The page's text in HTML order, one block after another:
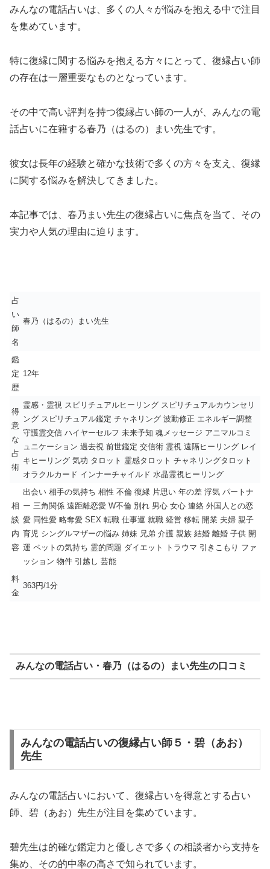
みんなの電話占いは、多くの人々が悩みを抱える中で注目
を集めています。
特に復縁に関する悩みを抱える方々にとって、復縁占い師
の存在は一層重要なものとなっています。
その中で高い評判を持つ復縁占い師の一人が、みんなの電
話占いに在籍する春乃（はるの）まい先生です。
彼女は長年の経験と確かな技術で多くの方々を支え、復縁
に関する悩みを解決してきました。
本記事では、春乃まい先生の復縁占いに焦点を当て、その
実力や人気の理由に迫ります。
占
い
師
名
春乃（はるの）まい先生
鑑
定
歴
12年
得
意
な
占
術
霊感・霊視 スピリチュアルヒーリング スピリチュアルカウンセリ
ング スピリチュアル鑑定 チャネリング 波動修正 エネルギー調整
守護霊交信 ハイヤーセルフ 未来予知 魂メッセージ アニマルコミ
ュニケーション 過去視 前世鑑定 交信術 霊視 遠隔ヒーリング レイ
キヒーリング 気功 タロット 霊感タロット チャネリングタロット
オラクルカード インナーチャイルド 水晶霊視ヒーリング
相
談
内
容
出会い 相手の気持ち 相性 不倫 復縁 片思い 年の差 浮気 パートナ
ー 三角関係 遠距離恋愛 W不倫 別れ 男心 女心 連絡 外国人との恋
愛 同性愛 略奪愛 SEX 転職 仕事運 就職 経営 移転 開業 夫婦 親子
育児 シングルマザーの悩み 姉妹 兄弟 介護 親族 結婚 離婚 子供 開
運 ペットの気持ち 霊的問題 ダイエット トラウマ 引きこもり ファ
ッション 物件 引越し 芸能
料
金
363円/1分
みんなの電話占い・春乃（はるの）まい先生の口コミ
みんなの電話占いの復縁占い師５・碧（あお）
先生
みんなの電話占いにおいて、復縁占いを得意とする占い
師、碧（あお）先生が注目を集めています。
碧先生は的確な鑑定力と優しさで多くの相談者から支持を
集め、その的中率の高さで知られています。